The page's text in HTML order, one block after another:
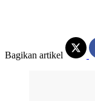
Bagikan artikel